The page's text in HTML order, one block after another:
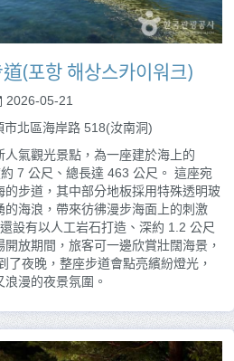
(포항 해상스카이워크)
2026-05-21
市北區海岸路 518(汝南洞)
氣觀光景點，為一座建於海上的
7 公尺、總長達 463 公尺。 這座宛
步道，其中部分地板採用特殊透明玻
海浪，帶來彷彿漫步海面上的刺激
設有以人工岩石打造、深約 1.2 公尺
放期間，旅客可一邊欣賞壯闊海景，
了夜晚，整座步道會點亮繽紛燈光，
漫的夜景氛圍。